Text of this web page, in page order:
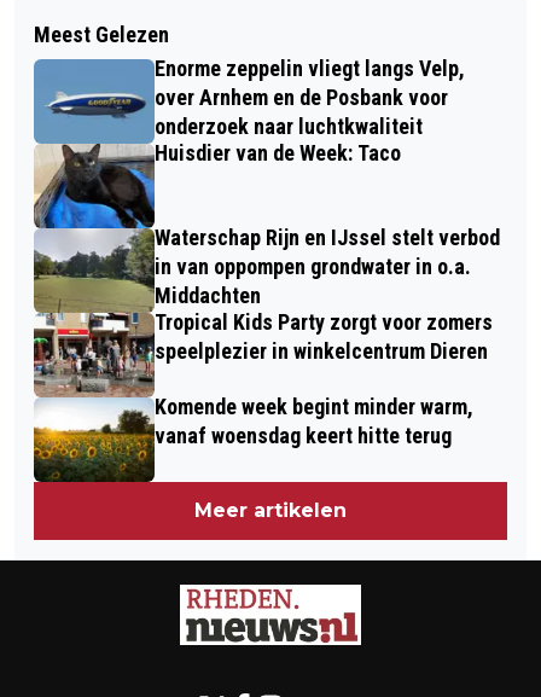
GEMEENTE GAAT DOOR MET
SUBSIDIEREGELING VOOR
WONINGISOLATIE
OPENING 4NOPPES IN DIEREN
Meest Gelezen
Enorme zeppelin vliegt langs Velp,
over Arnhem en de Posbank voor
onderzoek naar luchtkwaliteit
Huisdier van de Week: Taco
Waterschap Rijn en IJssel stelt verbod
in van oppompen grondwater in o.a.
Middachten
Tropical Kids Party zorgt voor zomers
speelplezier in winkelcentrum Dieren
Komende week begint minder warm,
vanaf woensdag keert hitte terug
Meer artikelen